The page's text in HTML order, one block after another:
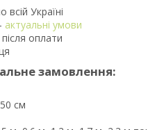
всій Україні
актуальні умови
оплати
замовлення:
см